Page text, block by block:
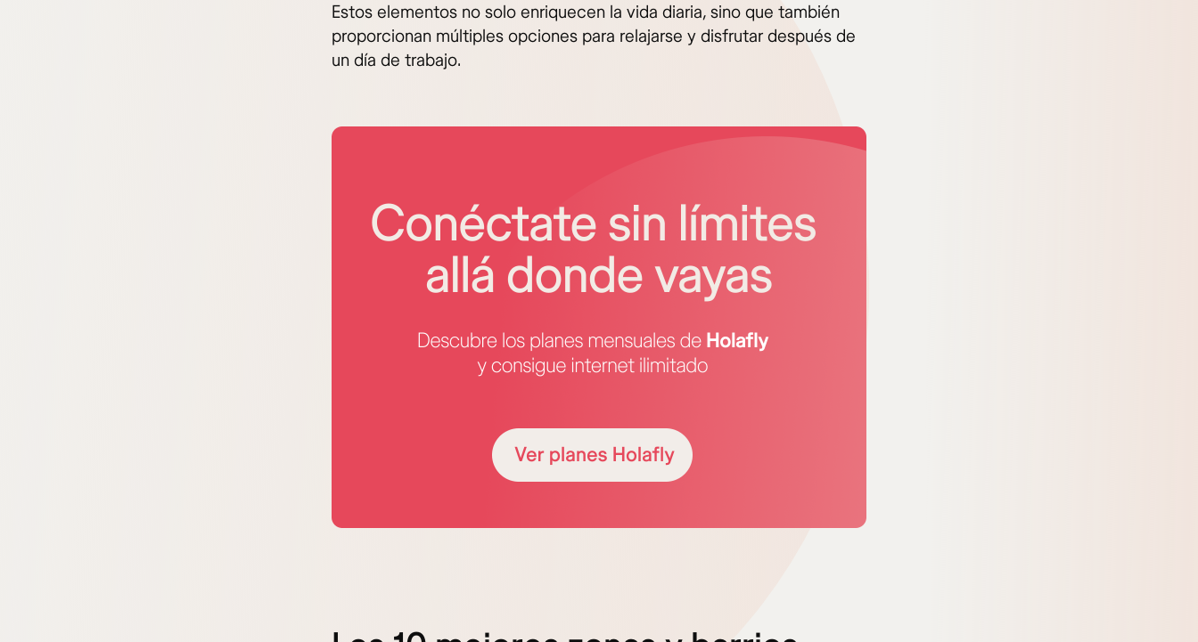
Estos elementos no solo enriquecen la vida diaria, sino que también
proporcionan múltiples opciones para relajarse y disfrutar después de
un día de trabajo.